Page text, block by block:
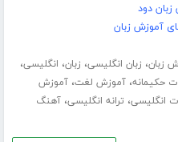
دود
آموزش زبان
زبان، زبان انگلیسی، زبان، انگلیسی،
حکیمانه،آموزش لغت،آموزش
انگلیسی، ترانه انگلیسی،آهنگ